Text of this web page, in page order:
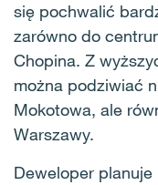
się pochwalić
zarówno do
Chopina. Z
można podziwiać
Mokotowa, ale
Warszawy.
Deweloper